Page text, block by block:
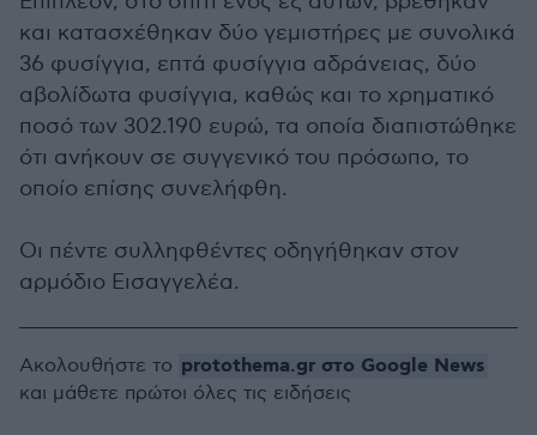
και κατασχέθηκαν δύο γεμιστήρες με συνολικά
36 φυσίγγια, επτά φυσίγγια αδράνειας, δύο
αβολίδωτα φυσίγγια, καθώς και το χρηματικό
ποσό των 302.190 ευρώ, τα οποία διαπιστώθηκε
ότι ανήκουν σε συγγενικό του πρόσωπο, το
οποίο επίσης συνελήφθη.
Οι πέντε συλληφθέντες οδηγήθηκαν στον
αρμόδιο Εισαγγελέα.
Ακολουθήστε το protothema.gr στο Google News
και μάθετε πρώτοι όλες τις ειδήσεις